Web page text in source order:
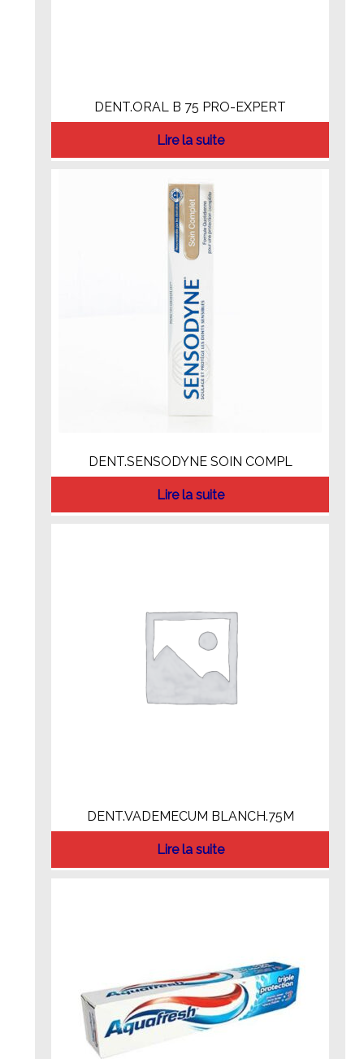
DENT.ORAL B 75 PRO-EXPERT
Lire la suite
DENT.SENSODYNE SOIN COMPL
Lire la suite
DENT.VADEMECUM BLANCH.75M
Lire la suite